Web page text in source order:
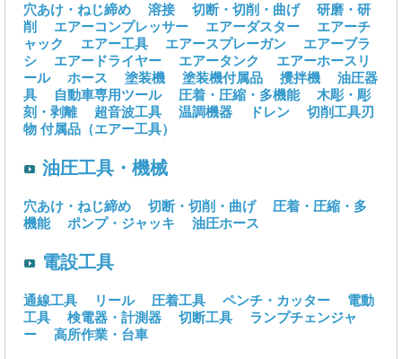
穴あけ・ねじ締め 溶接 切断・切削・曲げ
研磨・研
削
エアーコンプレッサー エアーダスター
エアーチ
ャック
エアー工具 エアースプレーガン
エアーブラ
シ
エアードライヤー エアータンク
エアーホースリ
ール
ホース 塗装機 塗装機付属品 攪拌機
油圧器
具
自動車専用ツール 圧着・圧縮・多機能
木彫・彫
刻・剥離
超音波工具 温調機器 ドレン
切削工具刃
物 付属品（エアー工具）
油圧工具・機械
穴あけ・ねじ締め 切断・切削・曲げ
圧着・圧縮・多
機能
ポンプ・ジャッキ 油圧ホース
電設工具
通線工具 リール 圧着工具 ペンチ・カッター
電動
工具
検電器・計測器 切断工具
ランプチェンジャ
ー
高所作業・台車